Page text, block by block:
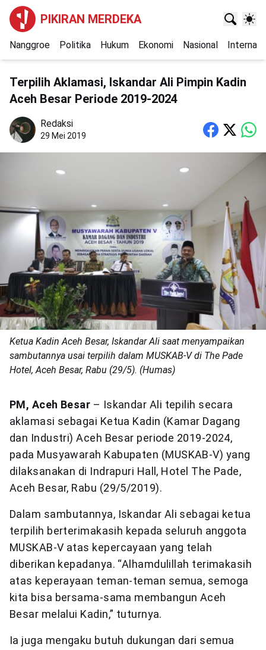
PIKIRAN MERDEKA
Nanggroe Politika Hukum Ekonomi Nasional
Terpilih Aklamasi, Iskandar Ali Pimpin Kadin
Aceh Besar Periode 2019-2024
Redaksi
29 Mei 2019
Ketua Kadin Aceh Besar, Iskandar Ali saat menyampaikan
sambutannya usai terpilih dalam MUSKAB-V di The Pade
Hotel, Aceh Besar, Rabu (29/5). (Humas)
PM, Aceh Besar – Iskandar Ali tepilih secara
aklamasi sebagai Ketua Kadin (Kamar Dagang
dan Industri) Aceh Besar periode 2019-2024,
pada Musyawarah Kabupaten (MUSKAB-V) yang
dilaksanakan di Indrapuri Hall, Hotel The Pade,
Aceh Besar, Rabu (29/5/2019).
Dalam sambutannya, Iskandar Ali sebagai ketua
terpilih berterimakasih kepada seluruh anggota
MUSKAB-V atas kepercayaan yang telah
diberikan kepadanya. “Alhamdulillah terimakasih
atas keperayaan teman-teman semua, semoga
kita bisa bersama-sama membangun Aceh
Besar melalui Kadin,” tuturnya.
Ia juga mengaku butuh dukungan dari semua